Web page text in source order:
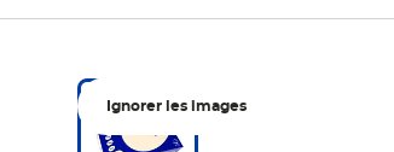
Ignorer les images